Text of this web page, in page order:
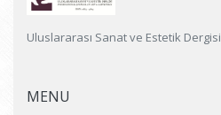
Uluslararası Sanat ve Estetik Dergisi
MENU